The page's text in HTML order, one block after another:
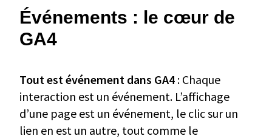
Événements : le cœur de
GA4
Tout est événement dans GA4 : Chaque
interaction est un événement. L’affichage
d’une page est un événement, le clic sur un
lien en est un autre, tout comme le